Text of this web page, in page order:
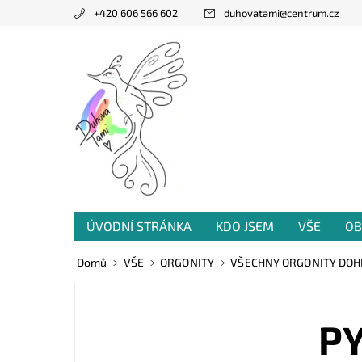
+420 606 566 602 duhovatami@centrum.cz
ÚVODNÍ STRÁNKA KDO JSEM VŠE
PRODANÁ TVORBA
VZKAZY OD VÁS
Domů VŠE ORGONITY VŠECHNY ORGONITY